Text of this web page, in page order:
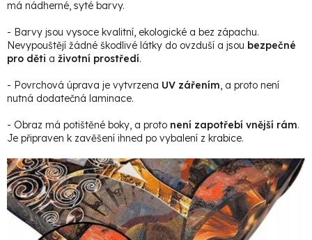
má nádherné, syté barvy.
- Barvy jsou vysoce kvalitní, ekologické a bez zápachu.
Nevypouštějí žádné škodlivé látky do ovzduší a jsou bezpečné
pro děti a životní prostředí.
- Povrchová úprava je vytvrzena UV zářením, a proto není
nutná dodatečná laminace.
- Obraz má potištěné boky, a proto není zapotřebí vnější rám.
Je připraven k zavěšení ihned po vybalení z krabice.